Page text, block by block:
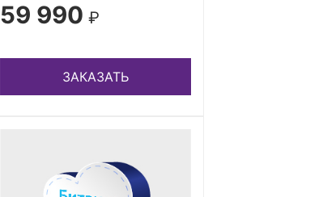
59 990 ₽
ЗАКАЗАТЬ